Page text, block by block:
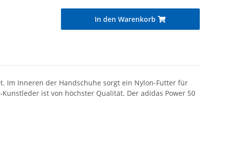
In den Warenkorb
Im Inneren der Handschuhe sorgt ein Nylon-Futter für
ist von höchster Qualität. Der adidas Power 50